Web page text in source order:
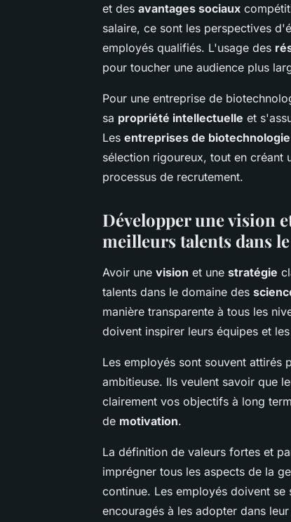
et des avantages sociaux
salaire, ce sont les perspectives
employés qualifiés. L'usage des
pour toucher une audience plus
Pour une entreprise de
sa propriété intellectuelle et
Les entreprises de biotechnologie
sélection rigoureux, tout en créant
processus de recrutement.
Développer une vision
meilleurs talents dans
Avoir une vision et une stratégie
talents dans le domaine des
manière transparente à tous les
doivent inspirer leurs équipes et
Les employés sont souvent attirés
ambitieuse. Ils veulent savoir que
clairement vos objectifs à long
de motivation.
La définition de valeurs fortes et
imprégner tous les aspects de la
continue. Les employés doivent se
encouragés à les adopter dans